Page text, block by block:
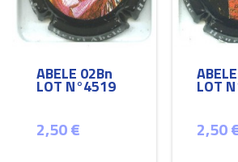
ABELE 02Bn
LOT N°4519
2,50 €
LOT
2,50